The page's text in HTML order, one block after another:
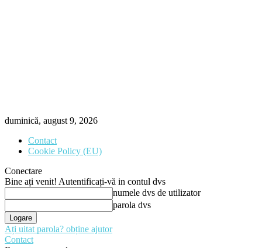
duminică, august 9, 2026
Contact
Cookie Policy (EU)
Conectare
Bine ați venit! Autentificați-vă in contul dvs
numele dvs de utilizator
parola dvs
Ați uitat parola? obține ajutor
Contact